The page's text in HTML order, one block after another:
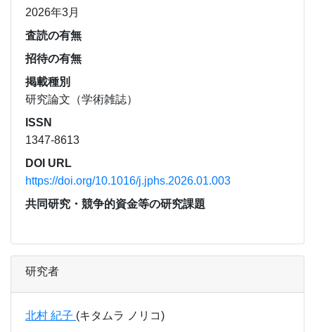
2026年3月
査読の有無
招待の有無
掲載種別
研究論文（学術雑誌）
ISSN
1347-8613
DOI URL
https://doi.org/10.1016/j.jphs.2026.01.003
共同研究・競争的資金等の研究課題
研究者
北村 紀子 (キタムラ ノリコ)